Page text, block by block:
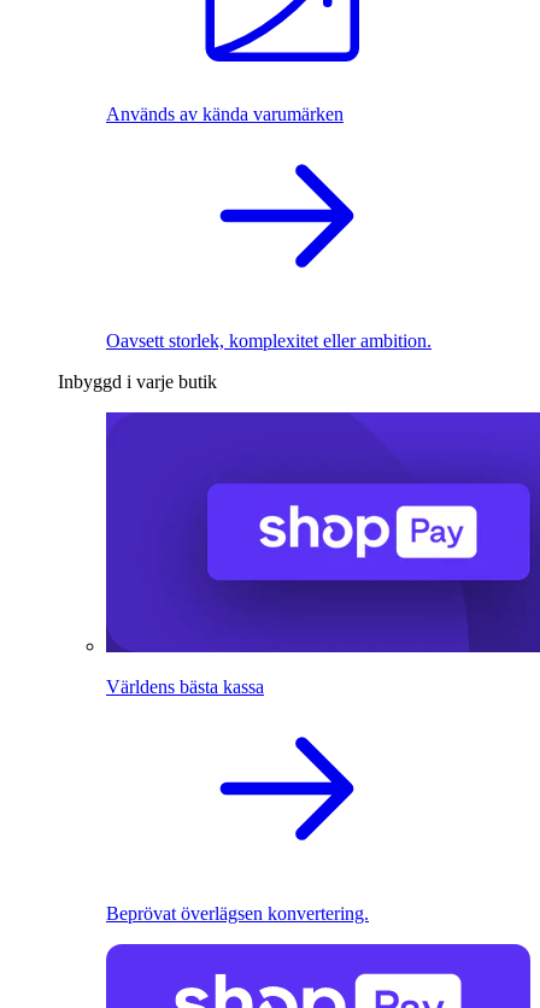
Används av kända varumärken
Oavsett storlek, komplexitet eller ambition.
Inbyggd i varje butik
Världens bästa kassa
Beprövat överlägsen konvertering.